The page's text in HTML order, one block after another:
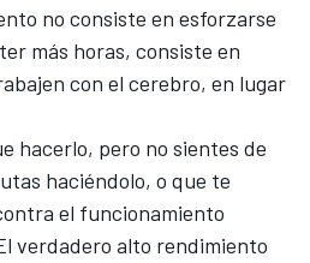
no consiste en esforzarse
más horas, consiste en
con el cerebro, en lugar
hacerlo, pero no sientes de
haciéndolo, o que te
el funcionamiento
verdadero alto rendimiento